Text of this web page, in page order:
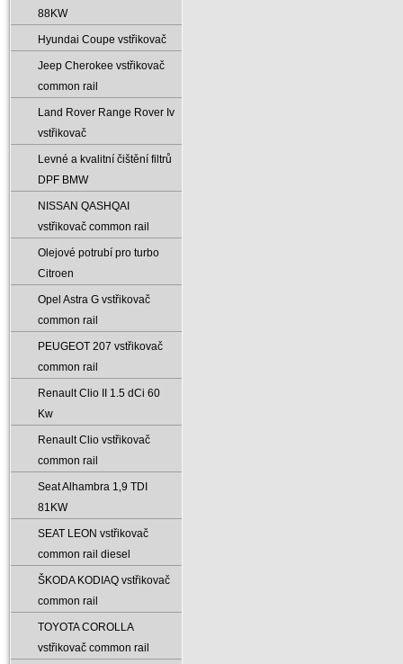
88KW
Hyundai Coupe vstřikovač
Jeep Cherokee vstřikovač
common rail
Land Rover Range Rover Iv
vstřikovač
Levné a kvalitní čištění filtrů
DPF BMW
NISSAN QASHQAI
vstřikovač common rail
Olejové potrubí pro turbo
Citroen
Opel Astra G vstřikovač
common rail
PEUGEOT 207 vstřikovač
common rail
Renault Clio II 1.5 dCi 60
Kw
Renault Clio vstřikovač
common rail
Seat Alhambra 1‚9 TDI
81KW
SEAT LEON vstřikovač
common rail diesel
ŠKODA KODIAQ vstřikovač
common rail
TOYOTA COROLLA
vstřikovač common rail